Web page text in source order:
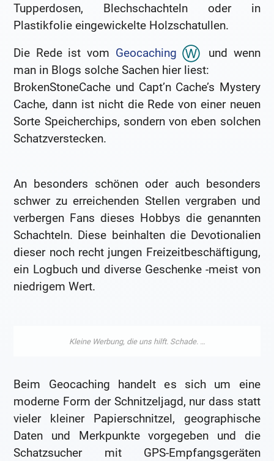
Tupperdosen, Blechschachteln oder in
Plastikfolie eingewickelte Holzschatullen.
Die Rede ist vom Geocaching
und wenn
man in Blogs solche Sachen hier liest:
BrokenStoneCache und Capt’n Cache’s Mystery
Cache, dann ist nicht die Rede von einer neuen
Sorte Speicherchips, sondern von eben solchen
Schatzverstecken.
An besonders schönen oder auch besonders
schwer zu erreichenden Stellen vergraben und
verbergen Fans dieses Hobbys die genannten
Schachteln. Diese beinhalten die Devotionalien
dieser noch recht jungen Freizeitbeschäftigung,
ein Logbuch und diverse Geschenke -meist von
niedrigem Wert.
Beim Geocaching handelt es sich um eine
moderne Form der Schnitzeljagd, nur dass statt
vieler kleiner Papierschnitzel, geographische
Daten und Merkpunkte vorgegeben und die
Schatzsucher mit GPS-Empfangsgeräten